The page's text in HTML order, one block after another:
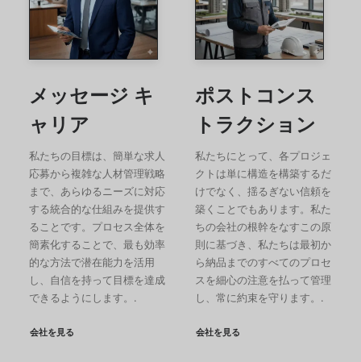
メッセージ キ
ャリア
私たちの目標は、簡単な求人
応募から複雑な人材管理戦略
まで、あらゆるニーズに対応
する統合的な仕組みを提供す
ることです。プロセス全体を
簡素化することで、最も効率
的な方法で潜在能力を活用
し、自信を持って目標を達成
できるようにします。.
会社を見る
ポストコンス
トラクション
私たちにとって、各プロジェ
クトは単に構造を構築するだ
けでなく、揺るぎない信頼を
築くことでもあります。私た
ちの会社の根幹をなすこの原
則に基づき、私たちは最初か
ら納品までのすべてのプロセ
スを細心の注意を払って管理
し、常に約束を守ります。.
会社を見る